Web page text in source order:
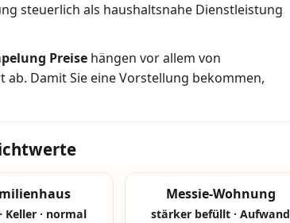
steuerlich als haushaltsnahe Dienstleistung
Preise hängen vor allem von
Damit Sie eine Vorstellung bekommen,
Keller · normal
Messie-Wohnung
stärker befüllt · Aufwand